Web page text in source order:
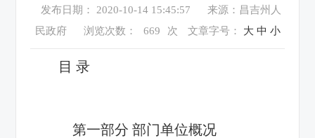
发布日期： 2020-10-14 15:45:57
来源：昌吉州人
民政府
浏览次数： 669 次 文章字号： 大 中 小
目 录
第一部分 部门单位概况